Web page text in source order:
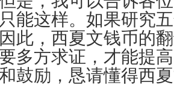
能这样。如果研究
此，西夏文钱币的
多方求证，才能提
鼓励，恳请懂得西